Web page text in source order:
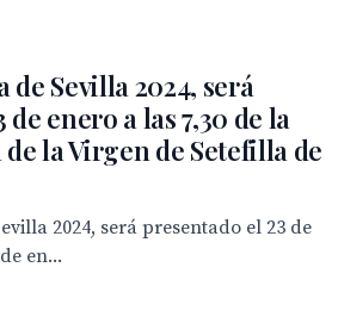
de Sevilla 2024, será
enero a las 7,30 de la
la Virgen de Setefilla de
2024, será presentado el 23 de
en...